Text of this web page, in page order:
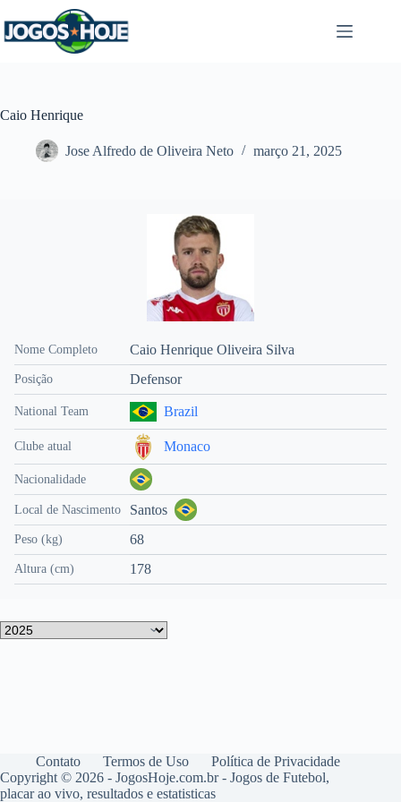
para
o
Caio Henrique
Jose Alfredo de Oliveira Neto março 21, 2025
Nome Completo Caio Henrique Oliveira Silva
Posição Defensor
National Team Brazil
Clube atual Monaco
Nacionalidade
Local de Nascimento Santos
Peso (kg) 68
Altura (cm) 178
Contato Termos de Uso
Política de Privacidade
Copyright © 2026 - JogosHoje.com.br - Jogos de Futebol,
placar ao vivo, resultados e estatisticas